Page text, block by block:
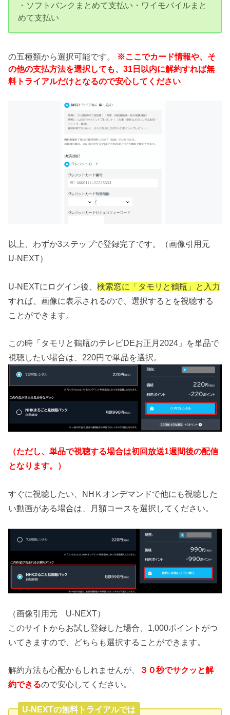
・ソフトバンクまとめて支払い・ワイモバイルまと
めて支払い
の五種類から選択可能です。 ※ここでカード情報や、そ
の他の支払方法を選択しても、31日以内に解約すれば無
料トライアルだけとなるので安心してください
以上、わずか3ステップで登録完了です。（画像引用元
U-NEXT）
U-NEXTにログイン後、検索窓に「タモリと鶴瓶」と入力
すれば、画像に表示されるので、選択するとを視聴する
ことができます。
この時「タモリと鶴瓶のテレビDEお正月2024」を単品で
視聴したい場合は、220円で単品を選択。
（ただし、単品で視聴する場合は初回放送1週間後の配信
となります。）
すぐに視聴したい、NHＫオンデマンドで他にも視聴した
い動画がある場合は、月額コースを選択してください。
（画像引用元 U-NEXT）
このサイトからお試し登録した場合、1,000ポイントがつ
いてきますので、どちらも選択することができます。
解約方法も心配かもしれませんが、
３０秒でサクッと解
約できるので安心してください。
U-NEXTの無料トライアルでは